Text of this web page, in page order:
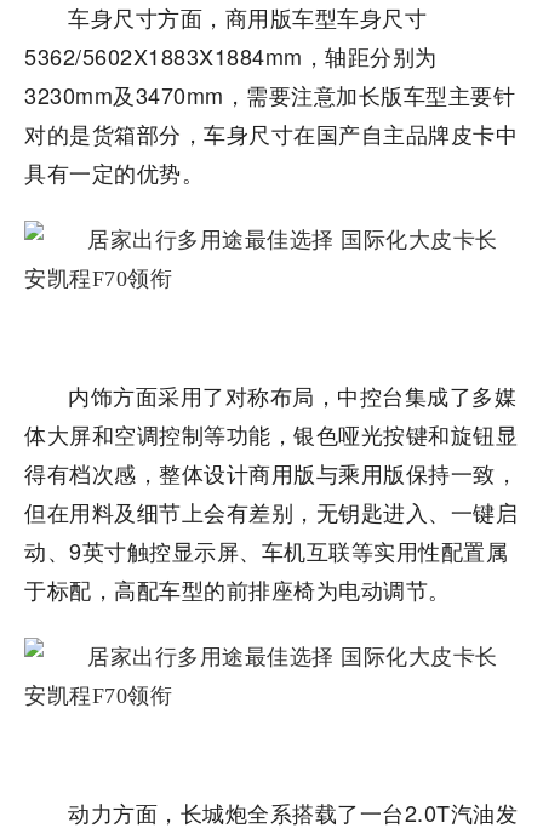
车身尺寸方面，商用版车型车身尺寸
5362/5602X1883X1884mm，轴距分别为
3230mm及3470mm，需要注意加长版车型主要针
对的是货箱部分，车身尺寸在国产自主品牌皮卡中
具有一定的优势。
内饰方面采用了对称布局，中控台集成了多媒
体大屏和空调控制等功能，银色哑光按键和旋钮显
得有档次感，整体设计商用版与乘用版保持一致，
但在用料及细节上会有差别，无钥匙进入、一键启
动、9英寸触控显示屏、车机互联等实用性配置属
于标配，高配车型的前排座椅为电动调节。
动力方面，长城炮全系搭载了一台2.0T汽油发